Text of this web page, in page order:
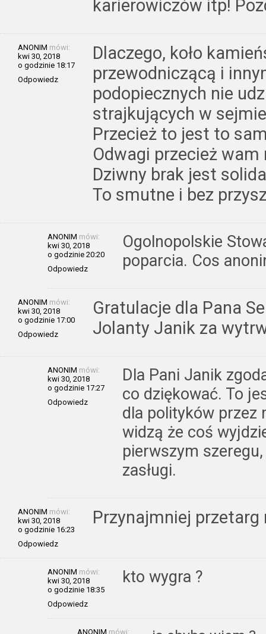
karierowiczów itp!
ANONIM mówi:
kwi 30, 2018
o godzinie 18:17
Odpowiedz
Dlaczego, koło
przewodniczącą i
podopiecznych nie
strajkujących w
Przecież to jest to
Odwagi przecież wam
Dziwny brak jest
To smutne i bez
ANONIM mówi:
kwi 30, 2018
o godzinie 20:20
Odpowiedz
Ogolnopolskie
poparcia. Cos
ANONIM mówi:
kwi 30, 2018
o godzinie 17:00
Odpowiedz
Gratulacje dla Pana
Jolanty Janik za
ANONIM mówi:
kwi 30, 2018
o godzinie 17:27
Odpowiedz
Dla Pani Janik
co dziękować. To
dla polityków przez
widzą że coś
pierwszym
zasługi.
ANONIM mówi:
kwi 30, 2018
o godzinie 16:23
Odpowiedz
Przynajmniej
ANONIM mówi:
kwi 30, 2018
o godzinie 18:35
Odpowiedz
kto wygra ?
ANONIM mówi: